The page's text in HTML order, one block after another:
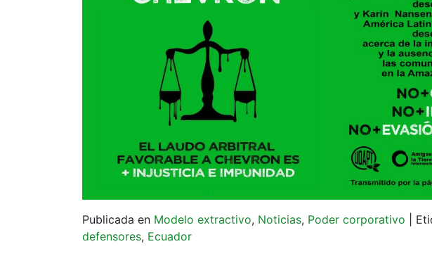
Publicada en Modelo extractivo, Noticias, Poder corporativo
defensores, Ecuador